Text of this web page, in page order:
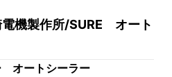
機製作所/SURE オート
オートシーラー